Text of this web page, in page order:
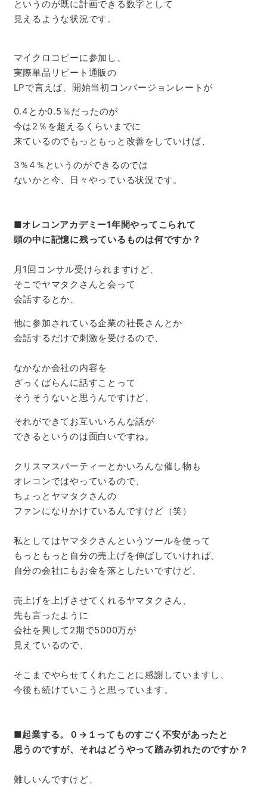
というのが既に計画できる数字として
見えるような状況です。
マイクロコピーに参加し、
実際単品リピート通販の
LPで言えば、開始当初コンバージョンレートが
0.4とか0.5％だったのが
今は2％を超えるくらいまでに
来ているのでもっともっと改善をしていけば、
3％4％というのができるのでは
ないかと今、日々やっている状況です。
■オレコンアカデミー1年間やってこられて
頭の中に記憶に残っているものは何ですか？
月1回コンサル受けられますけど、
そこでヤマタクさんと会って
会話するとか、
他に参加されている企業の社長さんとか
会話するだけで刺激を受けるので、
なかなか会社の内容を
ざっくばらんに話すことって
そうそうないと思うんですけど、
それができてお互いいろんな話が
できるというのは面白いですね。
クリスマスパーティーとかいろんな催し物も
オレコンではやっているので、
ちょっとヤマタクさんの
ファンになりかけているんですけど（笑）
私としてはヤマタクさんというツールを使って
もっともっと自分の売上げを伸ばしていければ、
自分の会社にもお金を落としたいですけど、
売上げを上げさせてくれるヤマタクさん、
先も言ったように
会社を興して2期で5000万が
見えているので、
そこまでやらせてくれたことに感謝していますし、
今後も続けていこうと思っています。
■起業する。０→１ってものすごく不安があったと
思うのですが、それはどうやって踏み切れたのですか？
難しいんですけど、